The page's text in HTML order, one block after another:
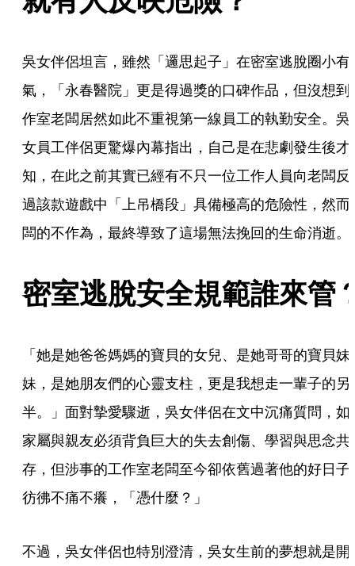
吳女伴侶坦言，雖然「邏思起子」在密室逃脫圈小有
氣，「永春醫院」更是得過獎的口碑作品，但沒想到
作室老闆居然如此不重視第一線員工的執勤安全。吳
女員工伴侶更驚爆內幕指出，自己是在悲劇發生後才
知，在此之前其實已經有不只一位工作人員向老闆反
過該款遊戲中「上吊橋段」具備極高的危險性，然而
闆的不作為，最終導致了這場無法挽回的生命消逝。
密室逃脫安全規範誰來管
「她是她爸爸媽媽的寶貝的女兒、是她哥哥的寶貝妹
妹，是她朋友們的心靈支柱，更是我想走一輩子的另
半。」面對摯愛驟逝，吳女伴侶在文中沉痛質問，如
家屬與親友必須背負巨大的失去創傷、學習與思念共
存，但涉事的工作室老闆至今卻依舊過著他的好日子
彷彿不痛不癢，「憑什麼？」
不過，吳女伴侶也特別澄清，吳女生前的夢想就是開